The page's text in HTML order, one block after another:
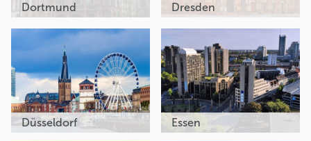
Dortmund Dresden
Düsseldorf Essen